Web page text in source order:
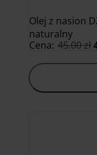
Olej z nasion
naturalny
Cena: 45.00zł